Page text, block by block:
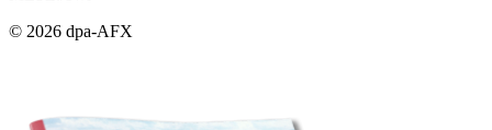
© 2026 dpa-AFX